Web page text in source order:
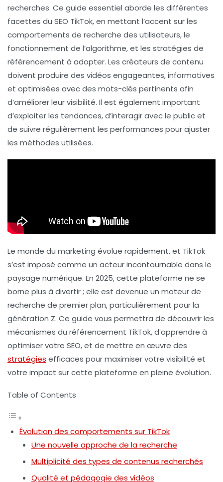
recherches. Ce guide essentiel aborde les différentes
facettes du SEO TikTok, en mettant l’accent sur les
comportements de recherche des utilisateurs, le
fonctionnement de l’algorithme, et les stratégies de
référencement à adopter. Les créateurs de contenu
doivent produire des vidéos engageantes, informatives
et optimisées avec des mots-clés pertinents afin
d’améliorer leurvisibilité. Il est également important
d’exploiter les tendances, d’interagir avec le public et
de suivre régulièrement les performances pour ajuster
les méthodes utilisées.
Le monde du marketing évolue rapidement, et TikTok
s’est imposé comme un acteur incontournable dans le
paysage numérique. En 2025, cette plateforme ne se
borne plus à divertir ; elle est devenue un moteur de
recherche de premier plan, particulièrement pour la
génération Z. Ce guide vous permettra de découvrir les
mécanismes du référencement TikTok, d’apprendre à
optimiser votre SEO, et de mettre en œuvre des
stratégies efficaces pour maximiser votre visibilité et
votre impact sur cette plateforme en pleine évolution.
Table of Contents
Évolution des comportements sur TikTok
Une nouvelle approche de la recherche
Multiplicité des types de contenus recherchés
Qualité et pédagogie des vidéos